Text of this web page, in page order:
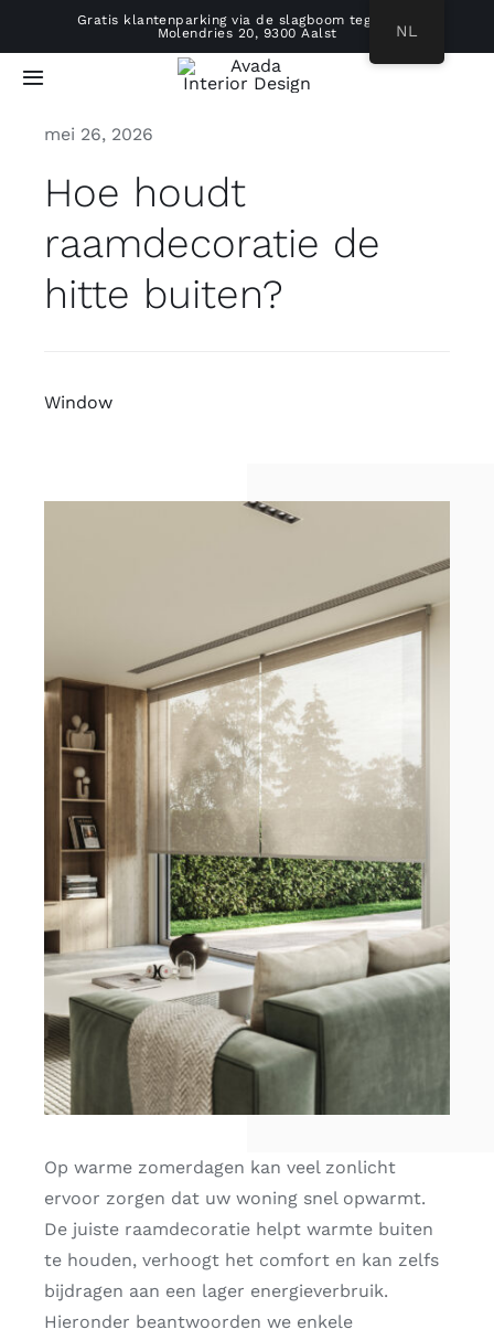
inhoud
Gratis klantenparking via de slagboom tegenover
Molendries 20, 9300 Aalst
Toggle
ONS VERHAAL
REALISATIES
CONTACT
mei 26, 2026
Hoe houdt
raamdecoratie de
hitte buiten?
Window
Op warme zomerdagen kan veel zonlicht
ervoor zorgen dat uw woning snel opwarmt.
De juiste raamdecoratie helpt warmte buiten
te houden, verhoogt het comfort en kan zelfs
bijdragen aan een lager energieverbruik.
Hieronder beantwoorden we enkele
NL